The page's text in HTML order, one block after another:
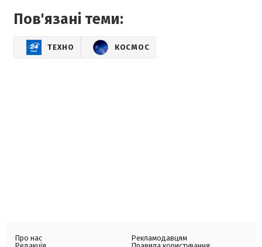
Пов'язані теми:
ТЕХНО КОСМОС
Про нас
Рекламодавцям